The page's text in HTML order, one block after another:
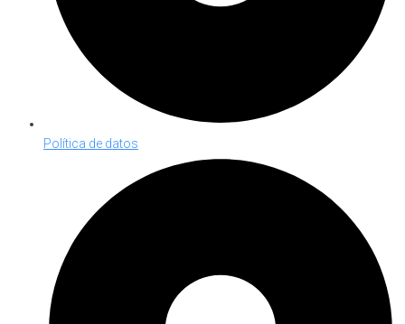
Política de datos